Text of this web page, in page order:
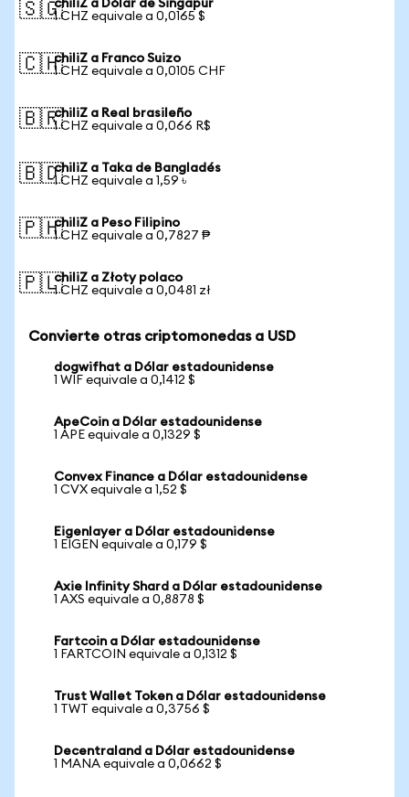
🇸🇬chiliZ a Dólar de Singapur
1 CHZ equivale a 0,0165 $
🇨🇭chiliZ a Franco Suizo
1 CHZ equivale a 0,0105 CHF
🇧🇷chiliZ a Real brasileño
1 CHZ equivale a 0,066 R$
🇧🇩chiliZ a Taka de Bangladés
1 CHZ equivale a 1,59 ৳
🇵🇭chiliZ a Peso Filipino
1 CHZ equivale a 0,7827 ₱
🇵🇱chiliZ a Złoty polaco
1 CHZ equivale a 0,0481 zł
Convierte otras criptomonedas a USD
dogwifhat a Dólar estadounidense
1 WIF equivale a 0,1412 $
ApeCoin a Dólar estadounidense
1 APE equivale a 0,1329 $
Convex Finance a Dólar estadounidense
1 CVX equivale a 1,52 $
Eigenlayer a Dólar estadounidense
1 EIGEN equivale a 0,179 $
Axie Infinity Shard a Dólar estadounidense
1 AXS equivale a 0,8878 $
Fartcoin a Dólar estadounidense
1 FARTCOIN equivale a 0,1312 $
Trust Wallet Token a Dólar estadounidense
1 TWT equivale a 0,3756 $
Decentraland a Dólar estadounidense
1 MANA equivale a 0,0662 $